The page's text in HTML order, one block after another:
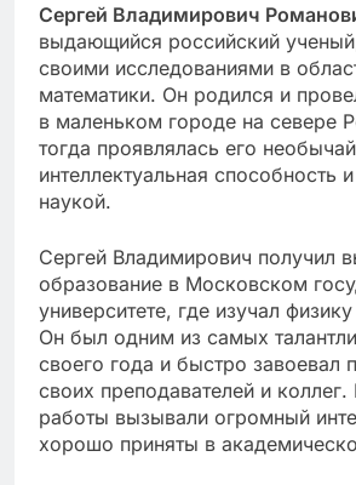
Сергей Владимирович
выдающийся российский
своими исследованиями в
математики. Он родился и
в маленьком городе на севере
тогда проявлялась его
интеллектуальная способность
наукой.
Сергей Владимирович получил
образование в Московском
университете, где изучал
Он был одним из самых
своего года и быстро завоевал
своих преподавателей и
работы вызывали огромный
хорошо приняты в